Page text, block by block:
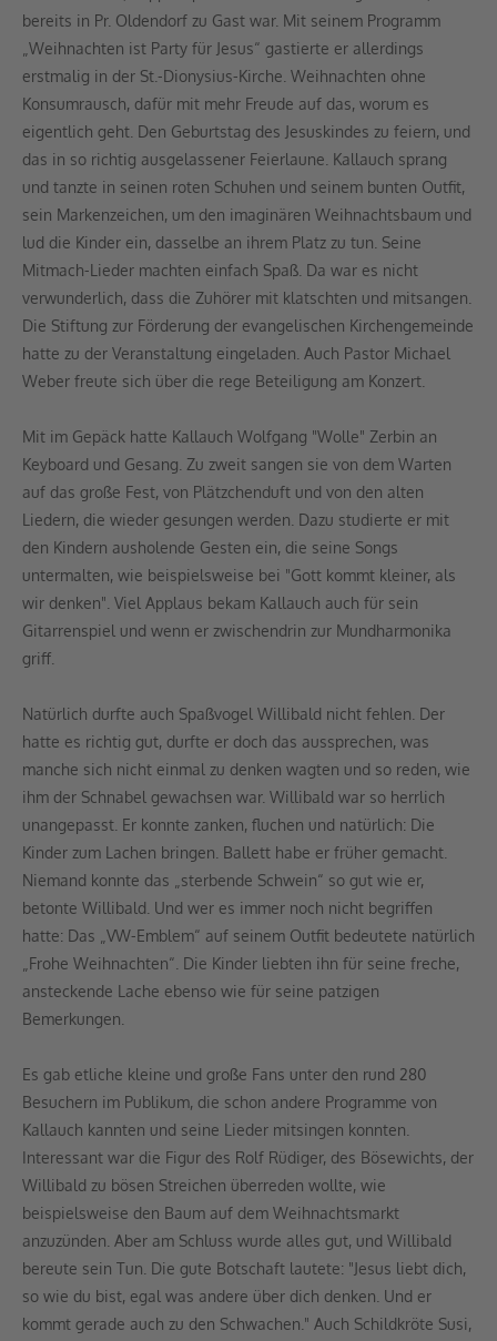
bereits in Pr. Oldendorf zu Gast war. Mit seinem Programm
„Weihnachten ist Party für Jesus“ gastierte er allerdings
erstmalig in der St.-Dionysius-Kirche. Weihnachten ohne
Konsumrausch, dafür mit mehr Freude auf das, worum es
eigentlich geht. Den Geburtstag des Jesuskindes zu feiern, und
das in so richtig ausgelassener Feierlaune. Kallauch sprang
und tanzte in seinen roten Schuhen und seinem bunten Outfit,
sein Markenzeichen, um den imaginären Weihnachtsbaum und
lud die Kinder ein, dasselbe an ihrem Platz zu tun. Seine
Mitmach-Lieder machten einfach Spaß. Da war es nicht
verwunderlich, dass die Zuhörer mit klatschten und mitsangen.
Die Stiftung zur Förderung der evangelischen Kirchengemeinde
hatte zu der Veranstaltung eingeladen. Auch Pastor Michael
Weber freute sich über die rege Beteiligung am Konzert.
Mit im Gepäck hatte Kallauch Wolfgang "Wolle" Zerbin an
Keyboard und Gesang. Zu zweit sangen sie von dem Warten
auf das große Fest, von Plätzchenduft und von den alten
Liedern, die wieder gesungen werden. Dazu studierte er mit
den Kindern ausholende Gesten ein, die seine Songs
untermalten, wie beispielsweise bei "Gott kommt kleiner, als
wir denken". Viel Applaus bekam Kallauch auch für sein
Gitarrenspiel und wenn er zwischendrin zur Mundharmonika
griff.
Natürlich durfte auch Spaßvogel Willibald nicht fehlen. Der
hatte es richtig gut, durfte er doch das aussprechen, was
manche sich nicht einmal zu denken wagten und so reden, wie
ihm der Schnabel gewachsen war. Willibald war so herrlich
unangepasst. Er konnte zanken, fluchen und natürlich: Die
Kinder zum Lachen bringen. Ballett habe er früher gemacht.
Niemand konnte das „sterbende Schwein“ so gut wie er,
betonte Willibald. Und wer es immer noch nicht begriffen
hatte: Das „VW-Emblem“ auf seinem Outfit bedeutete natürlich
„Frohe Weihnachten“. Die Kinder liebten ihn für seine freche,
ansteckende Lache ebenso wie für seine patzigen
Bemerkungen.
Es gab etliche kleine und große Fans unter den rund 280
Besuchern im Publikum, die schon andere Programme von
Kallauch kannten und seine Lieder mitsingen konnten.
Interessant war die Figur des Rolf Rüdiger, des Bösewichts, der
Willibald zu bösen Streichen überreden wollte, wie
beispielsweise den Baum auf dem Weihnachtsmarkt
anzuzünden. Aber am Schluss wurde alles gut, und Willibald
bereute sein Tun. Die gute Botschaft lautete: "Jesus liebt dich,
so wie du bist, egal was andere über dich denken. Und er
kommt gerade auch zu den Schwachen." Auch Schildkröte Susi,